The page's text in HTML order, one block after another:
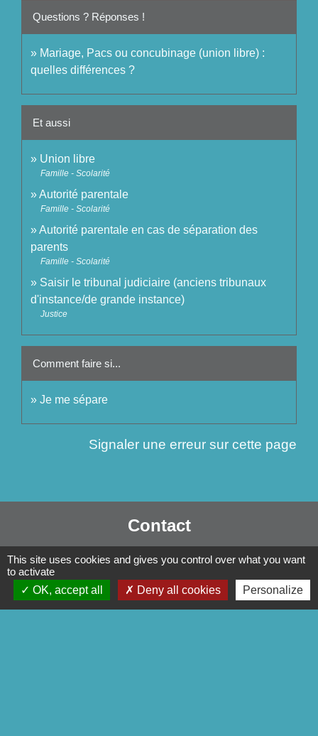
Questions ? Réponses !
Mariage, Pacs ou concubinage (union libre) :
quelles différences ?
Et aussi
Union libre
Famille - Scolarité
Autorité parentale
Famille - Scolarité
Autorité parentale en cas de séparation des
parents
Famille - Scolarité
Saisir le tribunal judiciaire (anciens tribunaux
d'instance/de grande instance)
Justice
Comment faire si...
Je me sépare
Signaler une erreur sur cette page
Contact
Commune de Séglien
56160 Séglien - FRANCE
+33 2 97 28 00 66
This site uses cookies and gives you control over what you want
to activate
OK, accept all
Deny all cookies Personalize